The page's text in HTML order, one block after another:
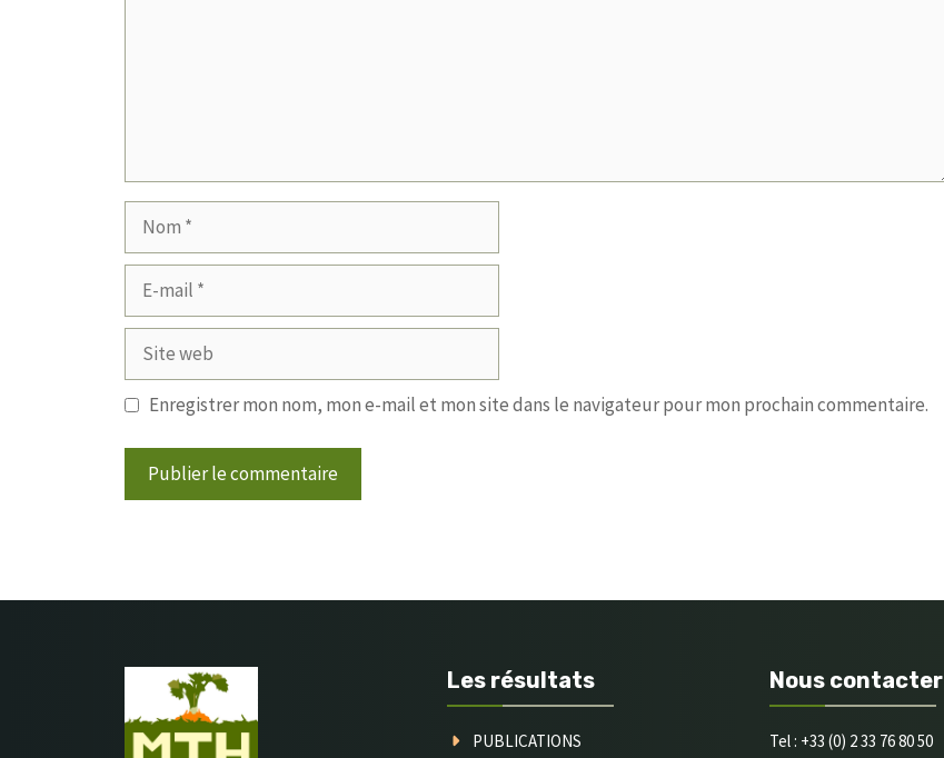
mail
Site
web
Enregistrer mon nom, mon e-mail et mon site dans le navigateur pour mon prochain commentaire.
Les résultats
PUBLICATIONS
Nous contacter
Tel : +33 (0) 2 33 76 80 50